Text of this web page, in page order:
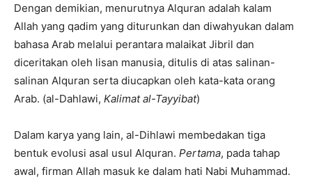
Dengan demikian, menurutnya Alquran adalah kalam
Allah yang qadim yang diturunkan dan diwahyukan dalam
bahasa Arab melalui perantara malaikat Jibril dan
diceritakan oleh lisan manusia, ditulis di atas salinan-
salinan Alquran serta diucapkan oleh kata-kata orang
Arab. (al-Dahlawi, Kalimat al-Tayyibat)
Dalam karya yang lain, al-Dihlawi membedakan tiga
bentuk evolusi asal usul Alquran. Pertama, pada tahap
awal, firman Allah masuk ke dalam hati Nabi Muhammad.